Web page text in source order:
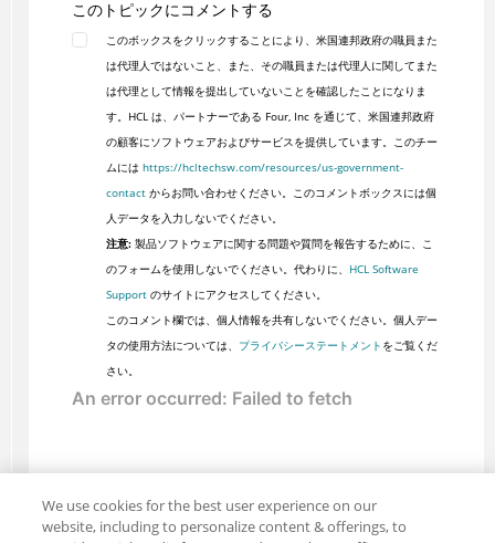
このトピックにコメントする
このボックスをクリックすることにより、米国連邦政府の職員また
は代理人ではないこと、また、その職員または代理人に関してまた
は代理として情報を提出していないことを確認したことになりま
す。HCL は、パートナーである Four, Inc を通じて、米国連邦政府
の顧客にソフトウェアおよびサービスを提供しています。このチー
ムには https://hcltechsw.com/resources/us-government-
contactからお問い合わせください。このコメントボックスには個
人データを入力しないでください。
注意:製品ソフトウェアに関する問題や質問を報告するために、こ
のフォームを使用しないでください。代わりに、 HCL Software
Supportのサイトにアクセスしてください。
このコメント欄では、個人情報を共有しないでください。個人デー
タの使用方法については、 プライバシーステートメント をご覧くだ
さい。
We use cookies for the best user experience on our
website, including to personalize content & offerings, to